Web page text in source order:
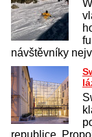
návštěvníky
republice.